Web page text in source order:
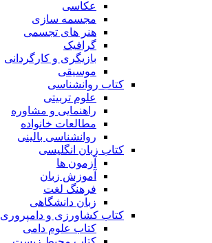
عکاسی
مجسمه سازی
هنر های تجسمی
گرافیک
بازیگری و کارگردانی
موسیقی
کتاب روانشناسی
علوم تربیتی
راهنمایی و مشاوره
مطالعات خانواده
روانشناسی بالینی
کتاب زبان انگلیسی
آزمون ها
آموزش زبان
فرهنگ لغت
زبان دانشگاهی
کتاب کشاورزی و دامپروری
کتاب علوم دامی